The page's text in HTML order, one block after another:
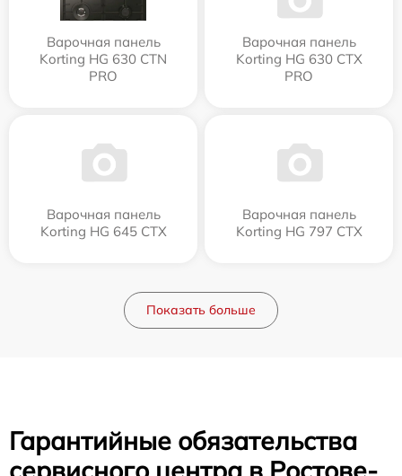
Варочная панель
Korting HG 630 CTN
PRO
Варочная панель
Korting HG 630 CTX
PRO
Варочная панель
Korting HG 645 CTX
Варочная панель
Korting HG 797 CTX
Показать больше
Гарантийные обязательства